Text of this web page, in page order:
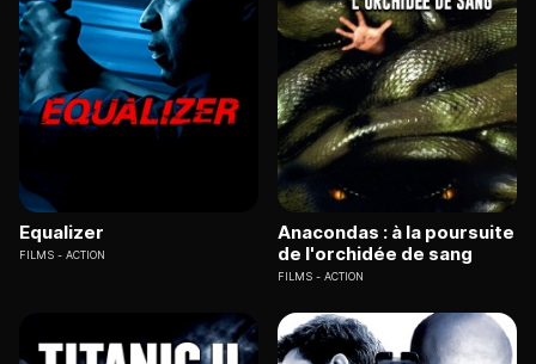
Equalizer
FILMS ACTION
Anacondas : à la poursuite
de l'orchidée de sang
FILMS ACTION